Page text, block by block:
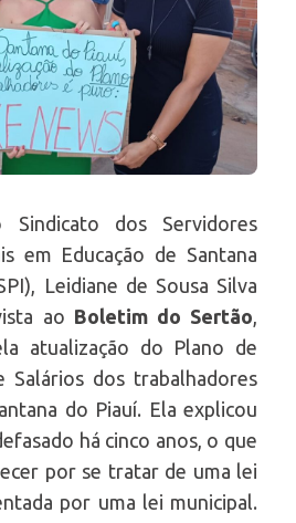
dos Servidores
em Educação de Santana
Leidiane de Sousa Silva
ao Boletim do Sertão
atualização do Plano de
Salários dos trabalhadores
do Piauí. Ela explicou
há cinco anos, o que
por se tratar de uma lei
por uma lei municipal.